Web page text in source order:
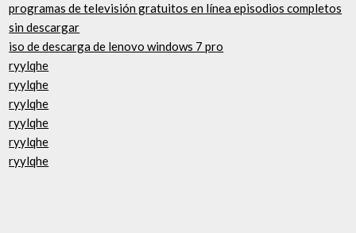
programas de televisión gratuitos en línea episodios completos
sin descargar
iso de descarga de lenovo windows 7 pro
ryylqhe
ryylqhe
ryylqhe
ryylqhe
ryylqhe
ryylqhe